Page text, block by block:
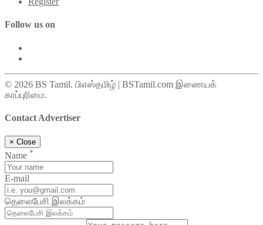
Follow us on
© 2026 BS Tamil. பிஎஸ்தமிழ் | BSTamil.com இணையக்
காப்புரிமை.
Contact Advertiser
× Close
Name *
E-mail
தெலைபேசி இலக்கம்